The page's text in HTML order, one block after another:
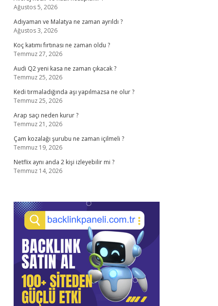
Ağustos 5, 2026
Adıyaman ve Malatya ne zaman ayrıldı ?
Ağustos 3, 2026
Koç katımı fırtınası ne zaman oldu ?
Temmuz 27, 2026
Audi Q2 yeni kasa ne zaman çıkacak ?
Temmuz 25, 2026
Kedi tırmaladığında aşı yapılmazsa ne olur ?
Temmuz 25, 2026
Arap saçı neden kurur ?
Temmuz 21, 2026
Çam kozalağı şurubu ne zaman içilmeli ?
Temmuz 19, 2026
Netflix aynı anda 2 kişi izleyebilir mi ?
Temmuz 14, 2026